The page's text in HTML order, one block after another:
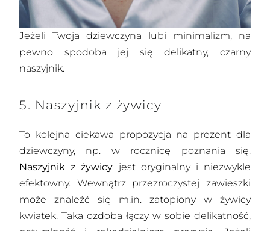
Jeżeli Twoja dziewczyna lubi minimalizm, na
pewno spodoba jej się delikatny, czarny
naszyjnik.
5. Naszyjnik z żywicy
To kolejna ciekawa propozycja na prezent dla
dziewczyny, np. w rocznicę poznania się.
Naszyjnik z żywicy jest oryginalny i niezwykle
efektowny. Wewnątrz przezroczystej zawieszki
może znaleźć się m.in. zatopiony w żywicy
kwiatek. Taka ozdoba łączy w sobie delikatność,